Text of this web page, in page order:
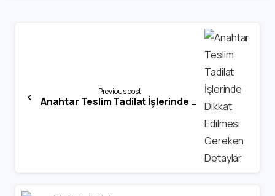
Previous post
Anahtar Teslim Tadilat İşlerinde Dikkat Edilmesi Gereken Detaylar